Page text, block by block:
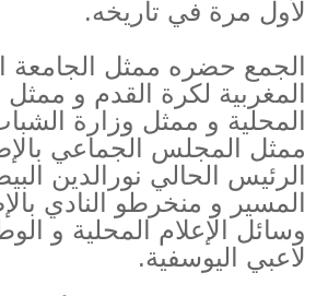
لأول مرة في تاريخه.
الجمع حضره ممثل الجامعة
المغربية لكرة القدم و
المحلية و ممثل وزارة
ممثل المجلس الجماعي
الرئيس الحالي نورالدين
المسير و منخرطو النادي
وسائل الإعلام المحلية و
لاعبي اليوسفية.